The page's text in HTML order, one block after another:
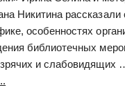
Никитина рассказали
особенностях
библиотечных
и слабовидящих